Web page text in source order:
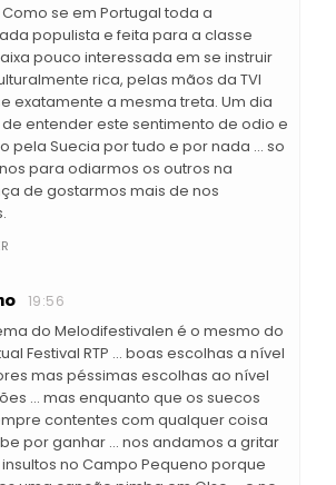
Como se em Portugal toda a
populista e feita para a classe
pouco interessada em se instruir
rica, pelas mãos da TVI
exatamente a mesma treta. Um dia
entender este sentimento de odio e
pela Suecia por tudo e por nada ... so
para odiarmos os outros na
de gostarmos mais de nos
19:56
do Melodifestivalen é o mesmo do
Festival RTP ... boas escolhas a nível
mas péssimas escolhas ao nível
... mas enquanto que os suecos
contentes com qualquer coisa
por ganhar ... nos andamos a gritar
no Campo Pequeno porque